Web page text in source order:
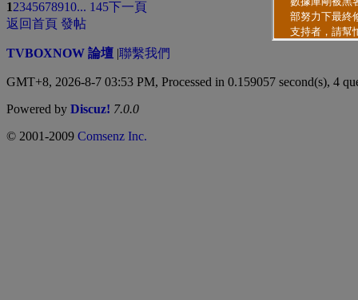
12345678910... 145下一頁
返回首頁 發帖
TVBOXNOW 論壇 |聯繫我們
GMT+8, 2026-8-7 03:53 PM, Processed in 0.159057 second(s), 4
Powered by Discuz! 7.0.0
© 2001-2009 Comsenz Inc.